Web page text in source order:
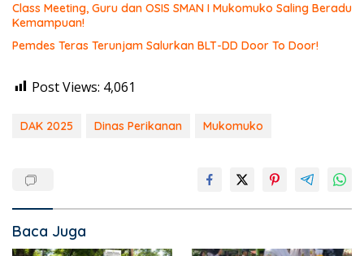
Class Meeting, Guru dan OSIS SMAN I Mukomuko Saling Beradu
Kemampuan!
Pemdes Teras Terunjam Salurkan BLT-DD Door To Door!
Post Views: 4,061
DAK 2025 Dinas Perikanan Mukomuko
Baca Juga